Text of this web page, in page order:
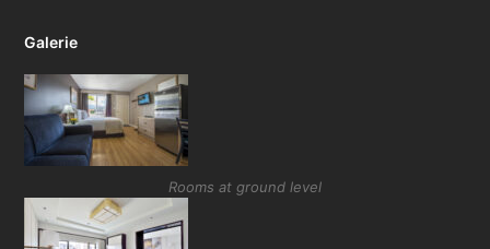
Galerie
Rooms at ground level